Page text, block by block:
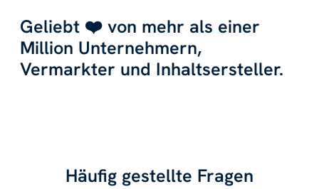
Geliebt ❤️ von mehr als einer
Million Unternehmern,
Vermarkter und Inhaltsersteller.
Häufig gestellte Fragen